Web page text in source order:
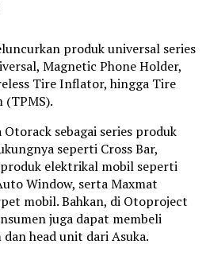
produk universal series
Magnetic Phone Holder,
Tire Inflator, hingga Tire
(TPMS).
sebagai series produk
seperti Cross Bar,
elektrikal mobil seperti
Window, serta Maxmat
mobil. Bahkan, di Otoproject
juga dapat membeli
head unit dari Asuka.